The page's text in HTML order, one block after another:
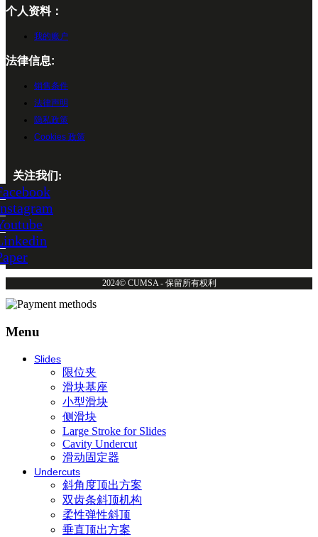
个人资料：
我的账户
法律信息:
销售条件
法律声明
隐私政策
Cookies 政策
关注我们:
2024© CUMSA - 保留所有权利
Menu
Slides
限位夹
滑块基座
小型滑块
侧滑块
Large Stroke for Slides
Cavity Undercut
滑动固定器
Undercuts
斜角度顶出方案
双齿条斜顶机构
柔性弹性斜顶
垂直顶出方案